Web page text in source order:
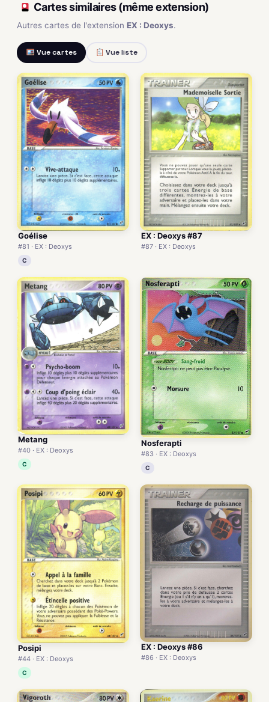
Cartes similaires (même extension)
Autres cartes de l'extension EX : Deoxys.
Vue cartes Vue liste
Goélise
#81 · EX : Deoxys
C
EX : Deoxys #87
#87 · EX : Deoxys
Metang
#40 · EX : Deoxys
C
Nosferapti
#83 · EX : Deoxys
C
Posipi
#44 · EX : Deoxys
C
EX : Deoxys #86
#86 · EX : Deoxys